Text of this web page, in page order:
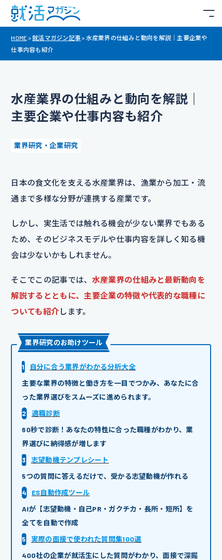
HOME >就活マガジン記事 > 水産業界の仕組みと動向を解説｜主要企業や
仕事内容も紹介
水産業界の仕組みと動向を解説｜
主要企業や仕事内容も紹介
業界研究・企業研究
日本の食文化を支える水産業界は、漁業から加工・流
通まで多様な分野が連携する産業です。
しかし、実生活では触れる機会が少ない業界でもある
ため、そのビジネスモデルや仕事内容を詳しく知る機
会は少ないかもしれません。
そこでこの記事では、 水産業界の仕組みと最新動向を
解説するとともに、主要企業の特徴や代表的な職種に
ついても紹介 します。
業界研究のお助けツール
1
自分に合う業界がわかる分析大全
主要な業界の特徴と働き方を一目でつかみ、あなたに合
った業界選びをスムーズに進められます。
2
適職診断
60秒で診断！あなたの特性に合った職種がわかり、業
界選びに納得感が増します
3
志望動機テンプレシート
5つの質問に答えるだけで、受かる志望動機が作れる
4
ES自動作成ツール
AIが【志望動機・自己PR・ガクチカ・長所・短所】を
全てを自動で作成
5
実際の面接で使われた質問集100選
400社の企業が就活生にした質問がわかり、面接で深掘